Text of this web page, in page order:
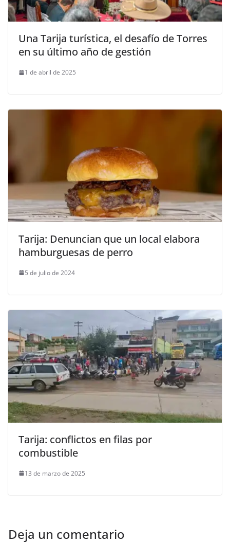
Una Tarija turística, el desafío de Torres
en su último año de gestión
1 de abril de 2025
Tarija: Denuncian que un local elabora
hamburguesas de perro
5 de julio de 2024
Tarija: conflictos en filas por
combustible
13 de marzo de 2025
Deja un comentario